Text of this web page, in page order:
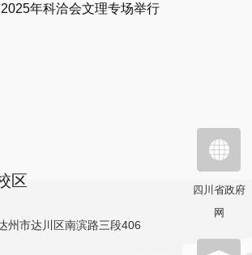
年科洽会文理专场举行
区
州市达川区南滨路三段406
四川省政府
网